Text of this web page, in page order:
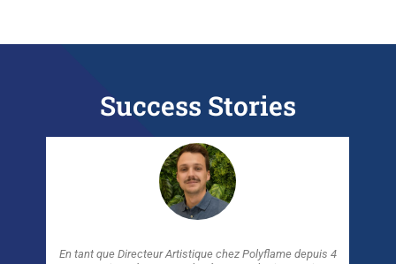
Success Stories
En tant que Directeur Artistique chez Polyflame depuis 4